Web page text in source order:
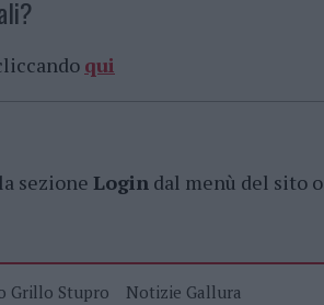
qui
sezione Login dal menù del sito o
Grillo Stupro
Notizie Gallura